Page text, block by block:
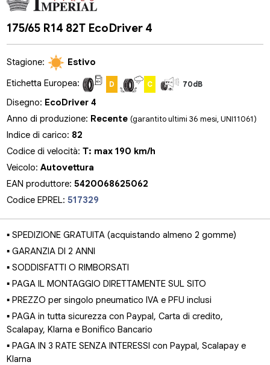
175/65 R14 82T EcoDriver 4
Stagione:
Estivo
Etichetta Europea:
D C 70dB
Disegno: EcoDriver 4
Anno di produzione: Recente(garantito ultimi 36 mesi, UNI11061)
Indice di carico: 82
Codice di velocità:T: max 190 km/h
Veicolo:Autovettura
EAN produttore:5420068625062
Codice EPREL:517329
▪ SPEDIZIONE GRATUITA (acquistando almeno 2 gomme)
▪ GARANZIA DI 2 ANNI
▪ SODDISFATTI O RIMBORSATI
▪ PAGA IL MONTAGGIO DIRETTAMENTE SUL SITO
▪ PREZZO per singolo pneumatico IVA e PFU inclusi
▪ PAGA in tutta sicurezza con Paypal, Carta di credito,
Scalapay, Klarna e Bonifico Bancario
▪ PAGA IN 3 RATE SENZA INTERESSI con Paypal, Scalapay e
Klarna